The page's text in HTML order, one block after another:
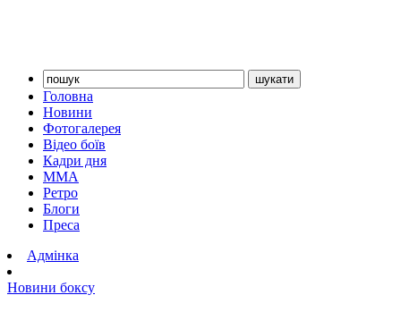
Головна
Новини
Фотогалерея
Відео боїв
Кадри дня
ММА
Ретро
Блоги
Преса
Адмінка
Новини боксу